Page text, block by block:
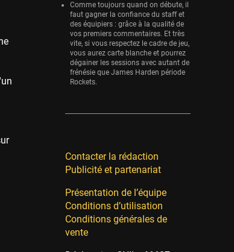
Comme toujours quand on débute, il
faut gagner la confiance du staff et
des équipiers : grâce à la qualité de
vos premiers commentaires. Et très
vite, si vous respectez le cadre de jeu,
vous aurez carte blanche et pourrez
dégainer les sessions avec autant de
frénésie que James Harden période
Rockets.
Contacter la rédaction
Publicité et partenariat
Présentation de l’équipe
Conditions d’utilisation
Conditions générales de
vente